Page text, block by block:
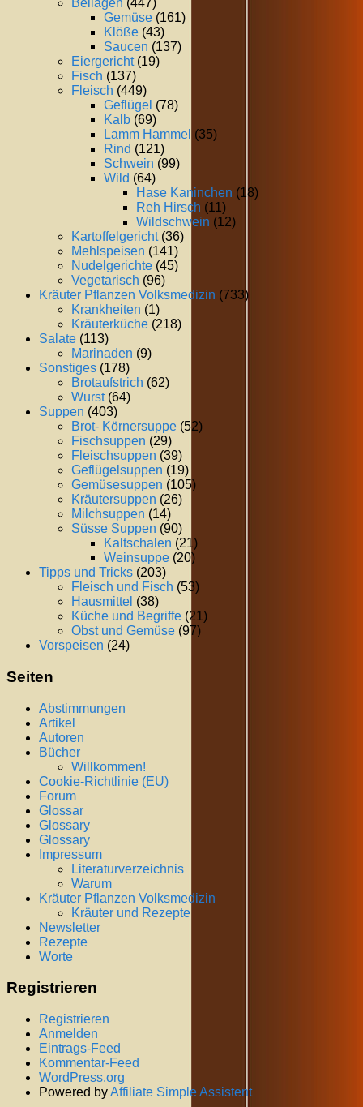
Beilagen (447)
Gemüse (161)
Klöße (43)
Saucen (137)
Eiergericht(19)
Fisch (137)
Fleisch (449)
Geflügel (78)
Kalb (69)
Lamm Hammel (35)
Rind (121)
Schwein (99)
Wild (64)
Hase Kaninchen (18)
Reh Hirsch (11)
Wildschwein (12)
Kartoffelgericht(36)
Mehlspeisen (141)
Nudelgerichte (45)
Vegetarisch (96)
Kräuter Pflanzen Volksmedizin (733)
Krankheiten (1)
Kräuterküche (218)
Salate (113)
Marinaden (9)
Sonstiges (178)
Brotaufstrich (62)
Wurst(64)
Suppen (403)
Brot- Körnersuppe (52)
Fischsuppen (29)
Fleischsuppen (39)
Geflügelsuppen (19)
Gemüsesuppen (105)
Kräutersuppen (26)
Milchsuppen (14)
Süsse Suppen (90)
Kaltschalen (21)
Weinsuppe (20)
Tipps und Tricks (203)
Fleisch und Fisch (53)
Hausmittel (38)
Küche und Begriffe (21)
Obst und Gemüse (97)
Vorspeisen (24)
Seiten
Abstimmungen
Artikel
Autoren
Bücher
Willkommen!
Cookie-Richtlinie (EU)
Forum
Glossar
Glossary
Glossary
Impressum
Literaturverzeichnis
Warum
Kräuter Pflanzen Volksmedizin
Kräuter und Rezepte
Newsletter
Rezepte
Worte
Registrieren
Registrieren
Anmelden
Eintrags-Feed
Kommentar-Feed
WordPress.org
Powered byAffiliate Simple Assistent